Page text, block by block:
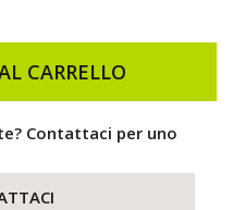
CARRELLO
Contattaci per uno